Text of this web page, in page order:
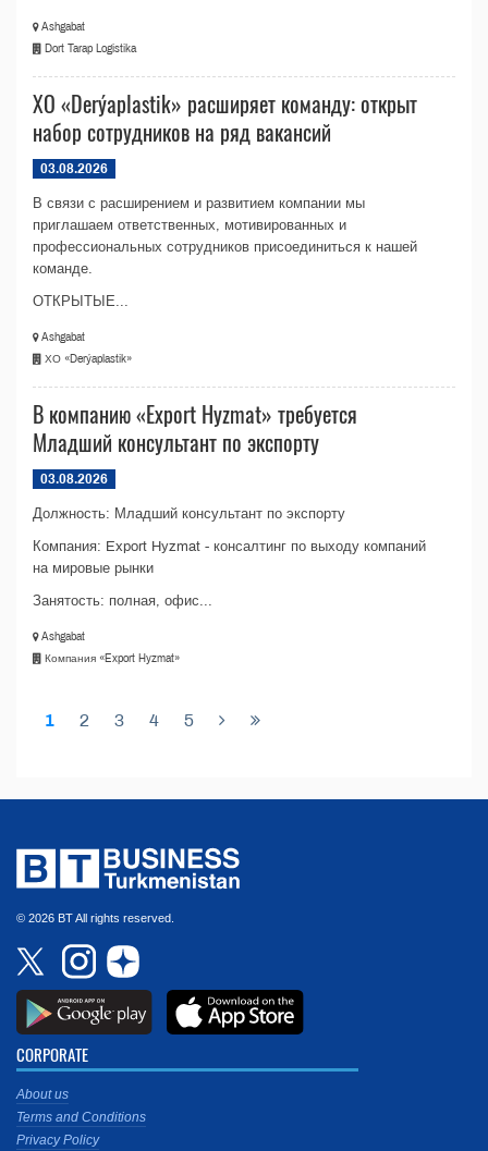
Ashgabat
Dort Tarap Logistika
ХО «Derýaplastik» расширяет команду: открыт
набор сотрудников на ряд вакансий
03.08.2026
В связи с расширением и развитием компании мы
приглашаем ответственных, мотивированных и
профессиональных сотрудников присоединиться к нашей
команде.
ОТКРЫТЫЕ...
Ashgabat
ХО «Derýaplastik»
В компанию «Export Hyzmat» требуется
Младший консультант по экспорту
03.08.2026
Должность: Младший консультант по экспорту
Компания: Export Hyzmat - консалтинг по выходу компаний
на мировые рынки
Занятость: полная, офис...
Ashgabat
Компания «Export Hyzmat»
1 2 3 4 5
© 2026 BT All rights reserved.
CORPORATE
About us
Terms and Conditions
Privacy Policy